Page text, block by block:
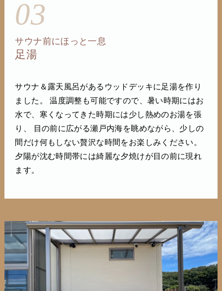
03
サウナ前にほっと一息
足湯
サウナ＆露天風呂があるウッドデッキに足湯を作り
ました。 温度調整も可能ですので、暑い時期にはお
水で、寒くなってきた時期には少し熱めのお湯を張
り、 目の前に広がる瀬戸内海を眺めながら、少しの
間だけ何もしない贅沢な時間をお楽しみください。
夕陽が沈む時間帯には綺麗な夕焼けが目の前に現れ
ます。